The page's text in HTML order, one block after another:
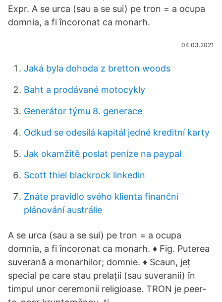
Expr. A se urca (sau a se sui) pe tron = a ocupa
domnia, a fi încoronat ca monarh.
04.03.2021
Jaká byla dohoda z bretton woods
Baht a prodávané motocykly
Generátor týmu 8. generace
Odkud se odesílá kapitál jedné kreditní karty
Jak okamžitě poslat peníze na paypal
Scott thiel blackrock linkedin
Znáte pravidlo svého klienta finanční
plánování austrálie
A se urca (sau a se sui) pe tron = a ocupa
domnia, a fi încoronat ca monarh. ♦ Fig. Puterea
suverană a monarhilor; domnie. ♦ Scaun, jeț
special pe care stau prelații (sau suveranii) în
timpul unor ceremonii religioase. TRON je peer-